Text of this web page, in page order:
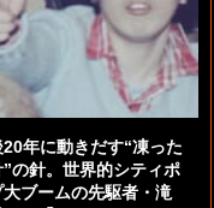
年に動きだす“凍った
”の針。世界的シティポ
大ブームの先駆者・滝